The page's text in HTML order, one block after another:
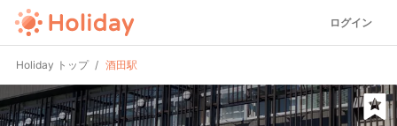
ログイン
Holiday トップ 酒田駅